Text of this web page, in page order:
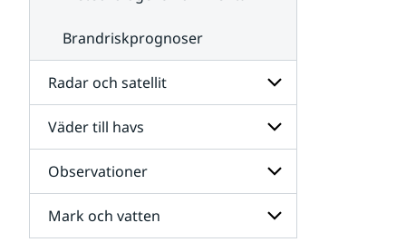
Brandriskprognoser
Radar och satellit
Undersidor
för
Radar
och
satellit
Väder till havs
Undersidor
för
Väder
till
havs
Observationer
Undersidor
för
Mark och vatten